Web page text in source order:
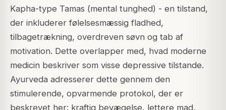
Kapha-type Tamas (mental tunghed) - en tilstand,
der inkluderer følelsesmæssig fladhed,
tilbagetrækning, overdreven søvn og tab af
motivation. Dette overlapper med, hvad moderne
medicin beskriver som visse depressive tilstande.
Ayurveda adresserer dette gennem den
stimulerende, opvarmende protokol, der er
beskrevet her: kraftig bevægelse, lettere mad,